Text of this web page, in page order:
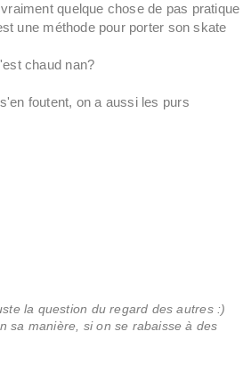
quelque chose de pas pratique
une méthode pour porter son skate
chaud nan?
foutent, on a aussi les purs
la question du regard des autres :)
sa manière, si on se rabaisse à des